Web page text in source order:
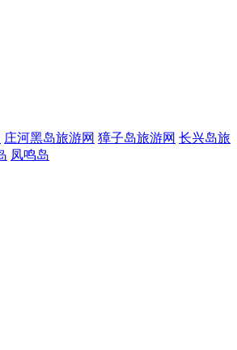
庄河黑岛旅游网 獐子岛旅游网 长兴岛旅
凤鸣岛